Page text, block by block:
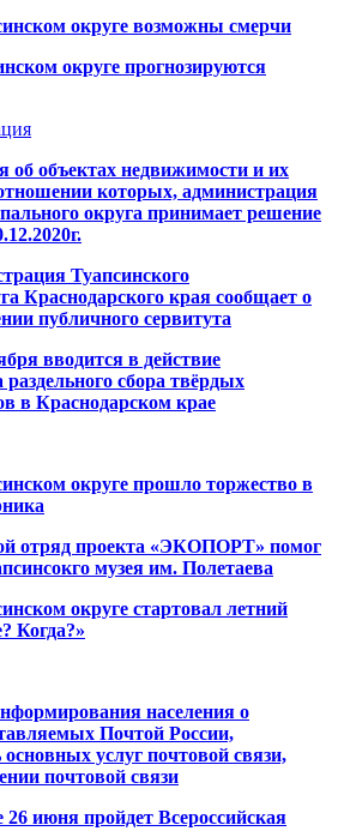
округе возможны смерчи
округе прогнозируются
об объектах недвижимости и их
которых, администрация
округа принимает решение
Туапсинского
Краснодарского края сообщает о
публичного сервитута
вводится в действие
раздельного сбора твёрдых
в Краснодарском крае
округе прошло торжество в
отряд проекта «ЭКОПОРТ» помог
музея им. Полетаева
округе стартовал летний
Когда?»
населения о
Почтой России,
основных услуг почтовой связи,
почтовой связи
26 июня пройдет Всероссийская